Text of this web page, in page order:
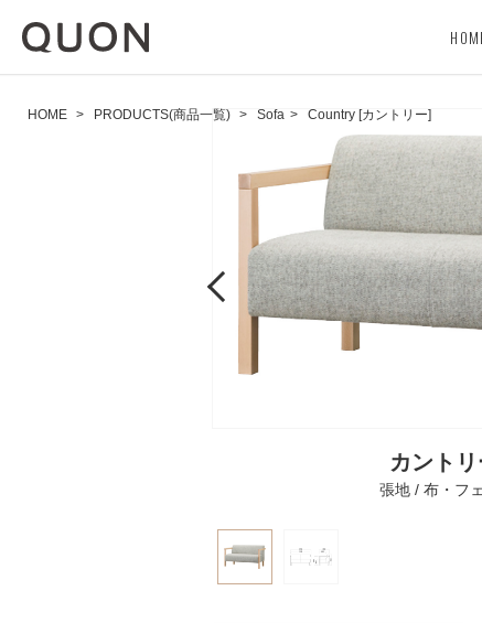
HOME > PRODUCTS(商品一覧) > Sofa > Country [カントリー]
Previous
カント
張地 / 布・フ